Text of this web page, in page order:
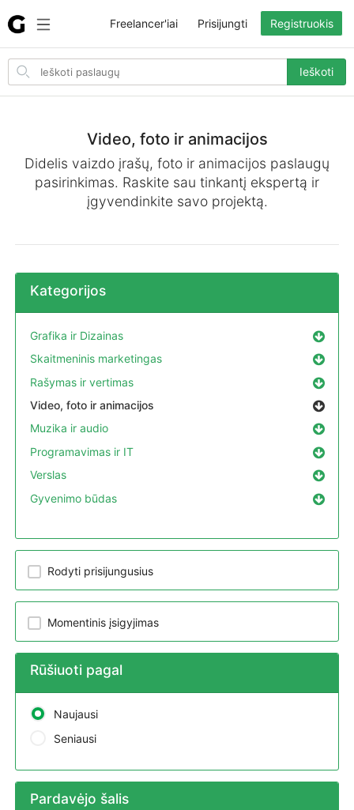
Search
items
Ieškoti
Freelancer'iai Prisijungti Registruokis
Video, foto ir animacijos
Didelis vaizdo įrašų, foto ir animacijos paslaugų
pasirinkimas. Raskite sau tinkantį ekspertą ir
įgyvendinkite savo projektą.
Kategorijos
Grafika ir Dizainas
Skaitmeninis marketingas
Rašymas ir vertimas
Video, foto ir animacijos
Muzika ir audio
Programavimas ir IT
Verslas
Gyvenimo būdas
Rodyti prisijungusius
Momentinis įsigyjimas
Rūšiuoti pagal
Naujausi
Seniausi
Pardavėjo šalis